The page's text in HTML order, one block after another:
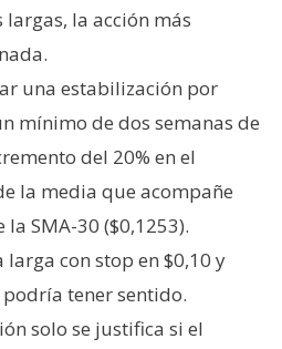
largas, la acción más
una estabilización por
mínimo de dos semanas de
del 20% en el
la media que acompañe
SMA-30 ($0,1253).
larga con stop en $0,10 y
tener sentido.
solo se justifica si el